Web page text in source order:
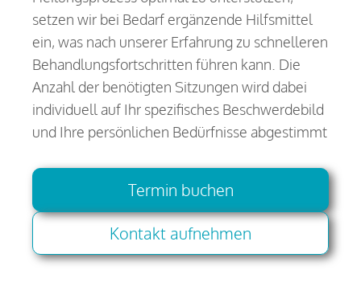
setzen wir bei Bedarf ergänzende Hilfsmittel
ein, was nach unserer Erfahrung zu schnelleren
Behandlungsfortschritten führen kann. Die
Anzahl der benötigten Sitzungen wird dabei
individuell auf Ihr spezifisches Beschwerdebild
und Ihre persönlichen Bedürfnisse abgestimmt
Termin buchen
Kontakt aufnehmen